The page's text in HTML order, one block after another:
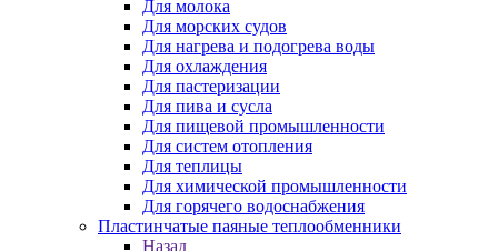
Для молока
Для морских судов
Для нагрева и подогрева воды
Для охлаждения
Для пастеризации
Для пива и сусла
Для пищевой промышленности
Для систем отопления
Для теплицы
Для химической промышленности
Для горячего водоснабжения
Пластинчатые паяные теплообменники
Назад